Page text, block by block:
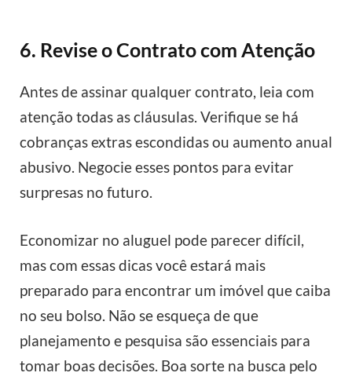
6. Revise o Contrato com Atenção
Antes de assinar qualquer contrato, leia com
atenção todas as cláusulas. Verifique se há
cobranças extras escondidas ou aumento anual
abusivo. Negocie esses pontos para evitar
surpresas no futuro.
Economizar no aluguel pode parecer difícil,
mas com essas dicas você estará mais
preparado para encontrar um imóvel que caiba
no seu bolso. Não se esqueça de que
planejamento e pesquisa são essenciais para
tomar boas decisões. Boa sorte na busca pelo